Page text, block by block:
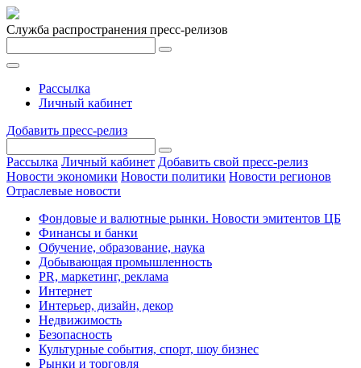
Служба распространения пресс-релизов
Рассылка
Личный кабинет
Добавить пресс-релиз
Рассылка Личный кабинет Добавить свой пресс-релиз
Новости экономики Новости политики Новости регионов
Отраслевые новости
Фондовые и валютные рынки. Новости эмитентов ЦБ
Финансы и банки
Обучение, образование, наука
Добывающая промышленность
PR, маркетинг, реклама
Интернет
Интерьер, дизайн, декор
Недвижимость
Безопасность
Культурные события, спорт, шоу бизнес
Рынки и торговля